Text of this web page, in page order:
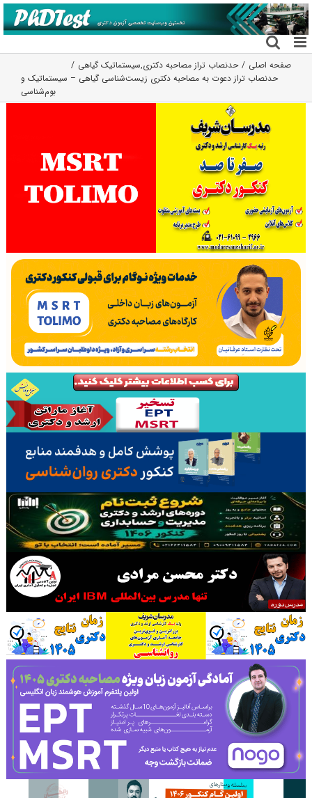
رفتن
به
محتوا
صفحه اصلی حدنصاب تراز مصاحبه دکتری,سیستماتیک گیاهی
حدنصاب تراز دعوت به مصاحبه دکتری زیست‌شناسی گیاهی – سیستماتیک و
بو‌‌م‌شناسی